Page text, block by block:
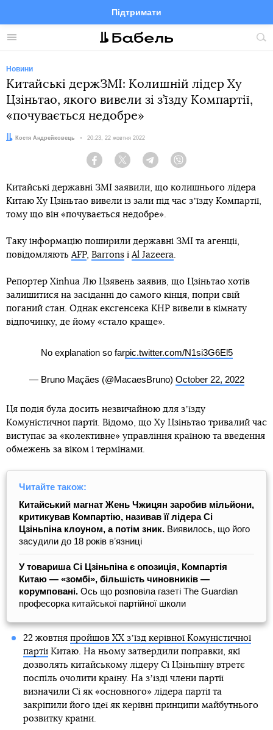
Меню
Підтримати
FacebookTelegramTwitter
Новини
Китайські держЗМІ: Колишній лідер Ху
Цзіньтао, якого вивели зі з’їзду Компартії,
«почувається недобре»
Автор:Костя Андрейковець Дата:
20:23, 22 жовтня 2022
Facebook Twitter Telegram
Китайські державні ЗМІ заявили, що колишнього лідера
Китаю Ху Цзіньтао вивели із зали під час зʼїзду Компартії,
тому що він «почувається недобре».
Таку інформацію поширили державні ЗМІ та агенції,
повідомляютьAFP, Barrons іAl Jazeera.
Репортер Xinhua Лю Цзявень заявив, що Цзіньтао хотів
залишитися на засіданні до самого кінця, попри свій
поганий стан. Однак ексгенсека КНР вивели в кімнату
відпочинку, де йому «стало краще».
No explanation so farpic.twitter.com/N1si3G6El5
— Bruno Maçães (@MacaesBruno) October 22, 2022
Ця подія була досить незвичайною для зʼїзду
Комуністичної партії. Відомо, що Ху Цзіньтао тривалий час
виступає за «колективне» управління країною та введення
обмежень за віком і термінами.
Читайте також:
Китайський магнат Жень Чжицян заробив мільйони,
критикував Компартію, називав її лідера Сі
Цзіньпіна клоуном, а потім зник. Виявилось, що його
засудили до 18 років вʼязниці
У товариша Сі Цзіньпіна є опозиція, Компартія
Китаю — «зомбі», більшість чиновників —
корумповані. Ось що розповіла газеті The Guardian
професорка китайської партійної школи
22 жовтня пройшов ХХ зʼїзд керівної Комуністичної
партіїКитаю. На ньому затвердили поправки, які
дозволять китайському лідеру Сі Цзіньпіну втретє
поспіль очолити країну. На зʼїзді члени партії
визначили Сі як «основного» лідера партії та
закріпили його ідеї як керівні принципи майбутнього
розвитку країни.